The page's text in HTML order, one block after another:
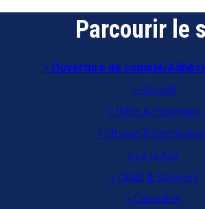
Parcourir le
Ouverture de compte/
Accueil
Infos & Echanges
Ethique &
Le G.A.G.
Outils & Services
Calendrier